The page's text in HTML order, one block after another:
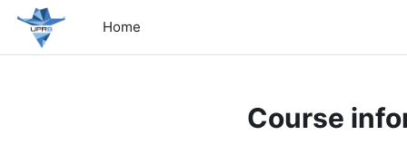
Skip to main content
Home
Course